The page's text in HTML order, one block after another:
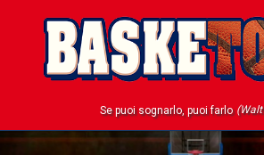
Se puoi sognarlo, puoi farlo (Walt